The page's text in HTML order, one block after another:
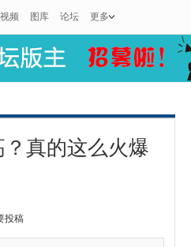
视频 图库 论坛 更多
真的这么火爆
投稿